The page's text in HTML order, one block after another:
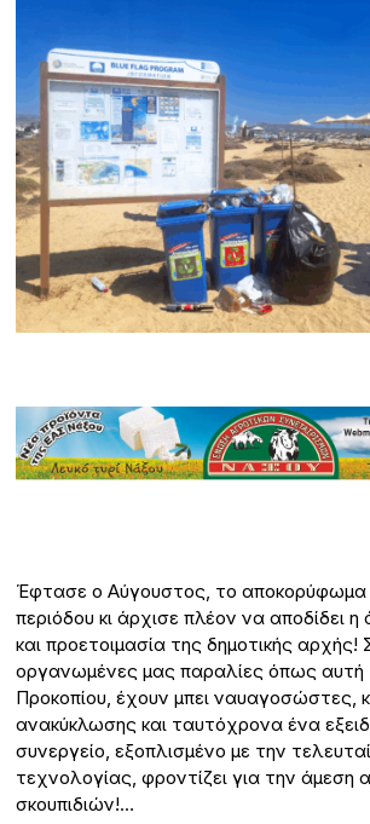
Έφτασε ο Αύγουστος, το αποκορύφωμα
περιόδου κι άρχισε πλέον να αποδίδει
και προετοιμασία της δημοτικής αρχής!
οργανωμένες μας παραλίες όπως αυτή
Προκοπίου, έχουν μπει ναυαγοσώστες,
ανακύκλωσης και ταυτόχρονα ένα
συνεργείο, εξοπλισμένο με την
τεχνολογίας, φροντίζει για την άμεση
σκουπιδιών!…